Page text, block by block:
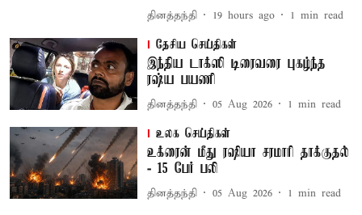
தினத்தந்தி 19 hours ago 1 min read
தேசிய செய்திகள்
இந்திய டாக்ஸி டிரைவரை புகழ்ந்த
ரஷ்ய பயணி
தினத்தந்தி 05 Aug 2026 1 min read
உலக செய்திகள்
உக்ரைன் மீது ரஷியா சரமாரி தாக்குதல்
- 15 பேர் பலி
தினத்தந்தி 05 Aug 2026 1 min read